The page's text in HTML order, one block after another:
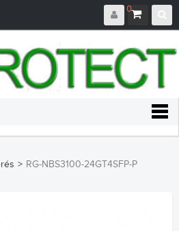
0
> RG-NBS3100-24GT4SFP-P